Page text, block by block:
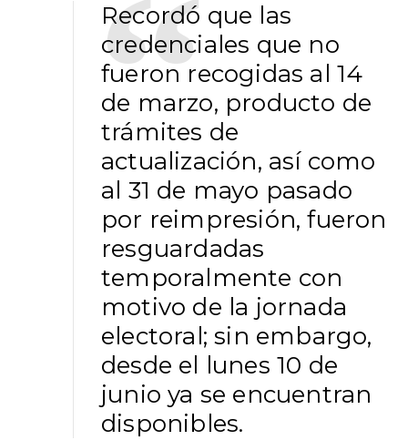
Recordó que las
credenciales que no
fueron recogidas al 14
de marzo, producto de
trámites de
actualización, así como
al 31 de mayo pasado
por reimpresión, fueron
resguardadas
temporalmente con
motivo de la jornada
electoral; sin embargo,
desde el lunes 10 de
junio ya se encuentran
disponibles.